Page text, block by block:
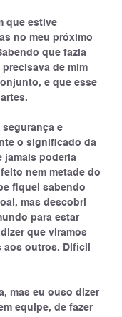
que estive
no meu próximo
que fazia
de mim
e que esse
segurança e
o significado da
jamais poderia
nem metade do
fiquei sabendo
mas descobri
para estar
que viramos
outros. Difícil
mas eu ouso dizer
equipe, de fazer